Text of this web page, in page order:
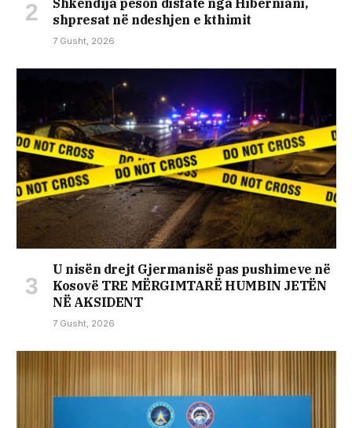
shpresat në ndeshjen e kthimit
7 Gusht, 2026
U nisën drejt Gjermanisë pas pushimeve në
Kosovë TRE MËRGIMTARË HUMBIN JETËN
NË AKSIDENT
7 Gusht, 2026